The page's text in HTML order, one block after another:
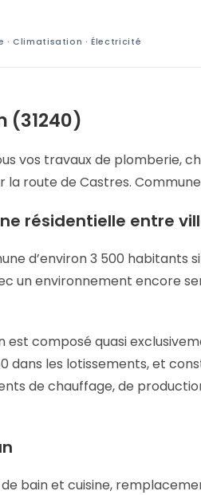
· Climatisation · Électricité
(31240)
vos travaux de plomberie,
la route de Castres.
résidentielle entre
d’environ 3 500 habitants
un environnement encore
composé quasi
dans les lotissements, et
de chauffage, de
bain et cuisine,